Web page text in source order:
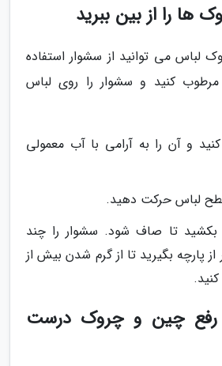
لباس می توانید از سشوار استفاده
کنید و سشوار را روی لباس
کنید و آن را به آرامی با آب معمولی
لباس حرکت دهید.
تا صاف شود. سشوار را چند
از پارچه بگیرید تا از گرم شدن بیش از
رفع چین و چروک درست